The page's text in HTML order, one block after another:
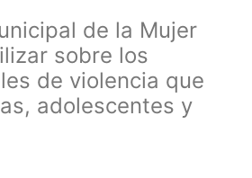
de la Mujer
sobre los
de violencia que
adolescentes y